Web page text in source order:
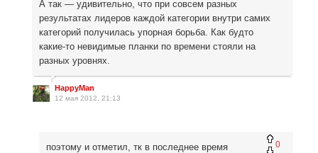
А так — удивительно, что при совсем разных
результатах лидеров каждой категории внутри самих
категорий получилась упорная борьба. Как будто
какие-то невидимые планки по времени стояли на
разных уровнях.
HappyMan
12 мая 2012, 21:13
0
поэтому и отметил, тк в последнее время